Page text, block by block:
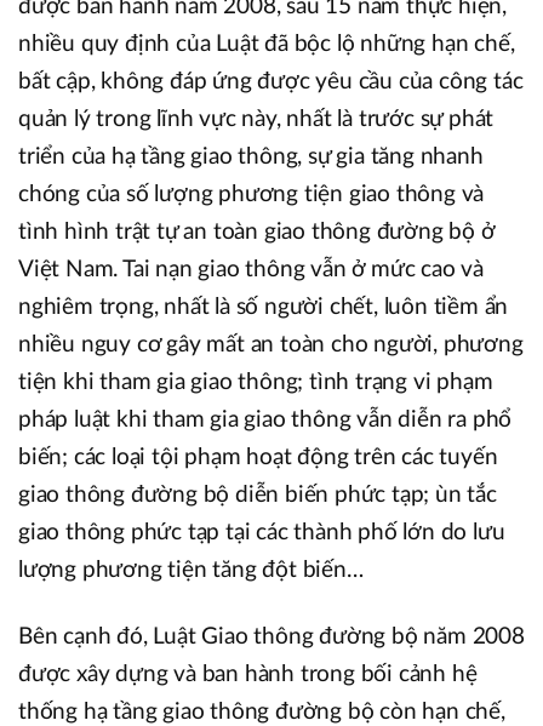
được ban hành năm 2008, sau 15 năm thực hiện,
nhiều quy định của Luật đã bộc lộ những hạn chế,
bất cập, không đáp ứng được yêu cầu của công tác
quản lý trong lĩnh vực này, nhất là trước sự phát
triển của hạ tầng giao thông, sự gia tăng nhanh
chóng của số lượng phương tiện giao thông và
tình hình trật tự an toàn giao thông đường bộ ở
Việt Nam. Tai nạn giao thông vẫn ở mức cao và
nghiêm trọng, nhất là số người chết, luôn tiềm ẩn
nhiều nguy cơ gây mất an toàn cho người, phương
tiện khi tham gia giao thông; tình trạng vi phạm
pháp luật khi tham gia giao thông vẫn diễn ra phổ
biến; các loại tội phạm hoạt động trên các tuyến
giao thông đường bộ diễn biến phức tạp; ùn tắc
giao thông phức tạp tại các thành phố lớn do lưu
lượng phương tiện tăng đột biến…
Bên cạnh đó, Luật Giao thông đường bộ năm 2008
được xây dựng và ban hành trong bối cảnh hệ
thống hạ tầng giao thông đường bộ còn hạn chế,